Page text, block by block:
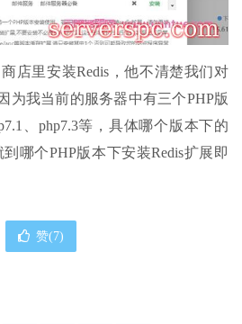
店里安装Redis，他不清楚我们对
为我当前的服务器中有三个PHP版
、php7.3等，具体哪个版本下的
哪个PHP版本下安装Redis扩展即
赞(7)